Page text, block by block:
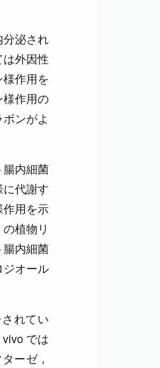
泌され
外因性
作用を
作用の
ンがよ
腸内細菌
代謝す
作用を示
植物リ
内細菌
オール
れてい
では
ーゼ，